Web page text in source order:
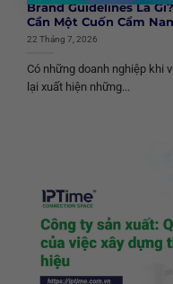
Brand Guidelines Là
Cần Một Cuốn Cẩm
22 Tháng 7, 2026
Có những doanh nghiệp khi
lại xuất hiện những...